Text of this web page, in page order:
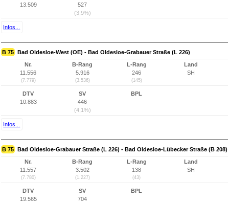
13.509
527
(3,9%)
Infos...
B 75 Bad Oldesloe-West (OE) - Bad Oldesloe-Grabauer Straße (L 226)
Nr.
11.556
(7.779)
B-Rang
5.916
(3.536)
L-Rang
246
(145)
Land
SH
DTV
10.883
SV
446
(4,1%)
BPL
Infos...
B 75 Bad Oldesloe-Grabauer Straße (L 226) - Bad Oldesloe-Lübecker Straße (B 208)
Nr.
11.557
(7.780)
B-Rang
3.502
(1.227)
L-Rang
138
(43)
Land
SH
DTV
19.565
SV
704
BPL